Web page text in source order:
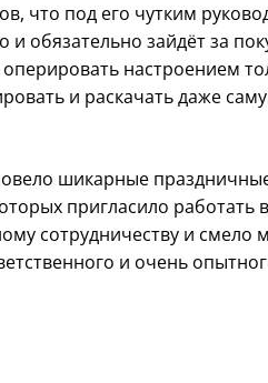
что под его чутким
обязательно зайдёт за
настроением
и раскачать даже
шикарные
пригласило
сотрудничеству и смело
и очень